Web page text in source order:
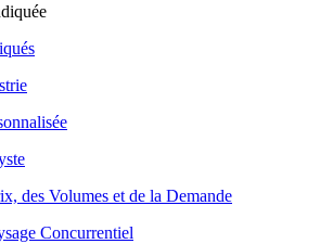
des Volumes et de la Demande
Concurrentiel